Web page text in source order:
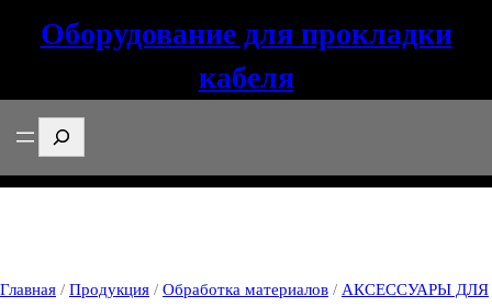
Оборудование для прокладки
кабеля
Поиск
Главная / Продукция / Обработка материалов / АКСЕССУАРЫ ДЛЯ